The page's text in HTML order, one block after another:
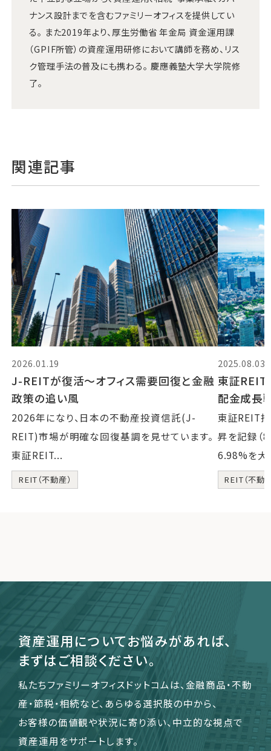
ナンス設計までを含むファミリーオフィスを提供してい
る。 また2019年より、厚生労働省 年金局 資金運用課
（GPIF所管）の資産運用研修において講師を務め、リス
ク管理手法の普及にも携わる。 慶應義塾大学大学院修
了。
関連記事
2026.01.19
J-REITが復活～オフィス需要回復と金融
政策の追い風
2026年になり、日本の不動産投資信託(J-
REIT)市場が明確な回復基調を見せています。
東証REIT...
REIT（不動産）
2025.08.03
東証REIT
配金成長
東証REIT
昇を記録（
6.98%を大
REIT（不動
資産運用についてお悩みがあれば、
まずはご相談ください。
私たちファミリーオフィスドットコムは、金融商品・不動
産・節税・相続など、あらゆる選択肢の中から、
お客様の価値観や状況に寄り添い、中立的な視点で
資産運用をサポートします。